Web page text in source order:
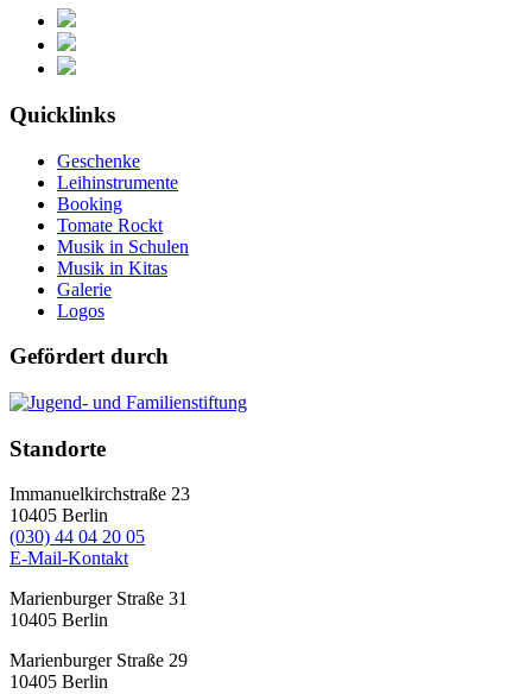
Quicklinks
Geschenke
Leihinstrumente
Booking
Tomate Rockt
Musik in Schulen
Musik in Kitas
Galerie
Logos
Gefördert durch
Standorte
Immanuelkirchstraße 23
10405 Berlin
(030) 44 04 20 05
E-Mail-Kontakt
Marienburger Straße 31
10405 Berlin
Marienburger Straße 29
10405 Berlin